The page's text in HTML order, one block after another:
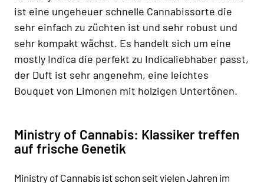
ist eine ungeheuer schnelle Cannabissorte die
sehr einfach zu züchten ist und sehr robust und
sehr kompakt wächst. Es handelt sich um eine
mostly Indica die perfekt zu Indicaliebhaber passt,
der Duft ist sehr angenehm, eine leichtes
Bouquet von Limonen mit holzigen Untertönen.
Ministry of Cannabis: Klassiker treffen
auf frische Genetik
Ministry of Cannabis ist schon seit vielen Jahren im